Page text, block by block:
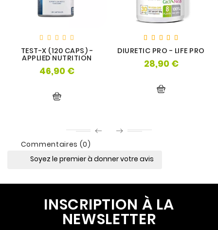
TEST-X (120 CAPS) -
APPLIED NUTRITION
46,90 €Prix
DIURETIC PRO - LIFE PRO
28,90 €Prix
Commentaires (0)
Soyez le premier à donner votre avis
INSCRIPTION À LA
NEWSLETTER